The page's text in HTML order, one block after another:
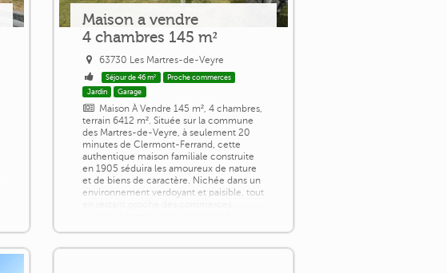
Maison a vendre
4 chambres 145 m²
63730 Les Martres-de-Veyre
Séjour de 46 m²
Proche commerces
Jardin
Garage
Maison À Vendre 145 m², 4 chambres,
terrain 6412 m². Située sur la commune
des Martres-de-Veyre, à seulement 20
minutes de Clermont-Ferrand, cette
authentique maison familiale construite
en 1905 séduira les amoureux de nature
et de biens de caractère. Nichée dans un
environnement verdoyant et paisible, tout